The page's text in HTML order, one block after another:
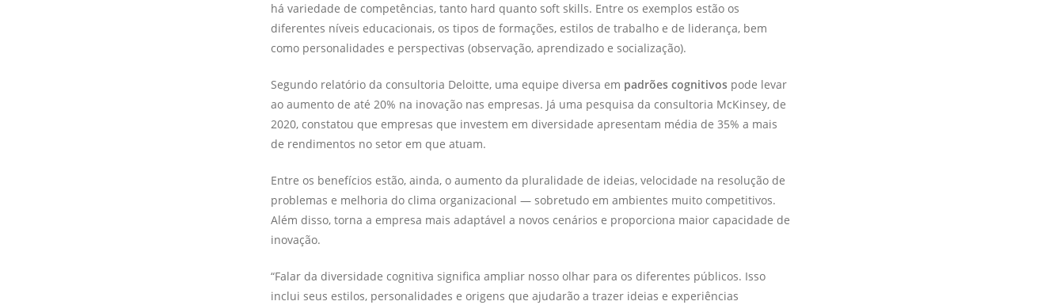
há variedade de competências, tanto hard quanto soft skills. Entre os exemplos estão os
diferentes níveis educacionais, os tipos de formações, estilos de trabalho e de liderança, bem
como personalidades e perspectivas (observação, aprendizado e socialização).
Segundo relatório da consultoria Deloitte, uma equipe diversa em padrões cognitivos pode levar
ao aumento de até 20% na inovação nas empresas. Já uma pesquisa da consultoria McKinsey, de
2020, constatou que empresas que investem em diversidade apresentam média de 35% a mais
de rendimentos no setor em que atuam.
Entre os benefícios estão, ainda, o aumento da pluralidade de ideias, velocidade na resolução de
problemas e melhoria do clima organizacional — sobretudo em ambientes muito competitivos.
Além disso, torna a empresa mais adaptável a novos cenários e proporciona maior capacidade de
inovação.
“Falar da diversidade cognitiva significa ampliar nosso olhar para os diferentes públicos. Isso
inclui seus estilos, personalidades e origens que ajudarão a trazer ideias e experiências